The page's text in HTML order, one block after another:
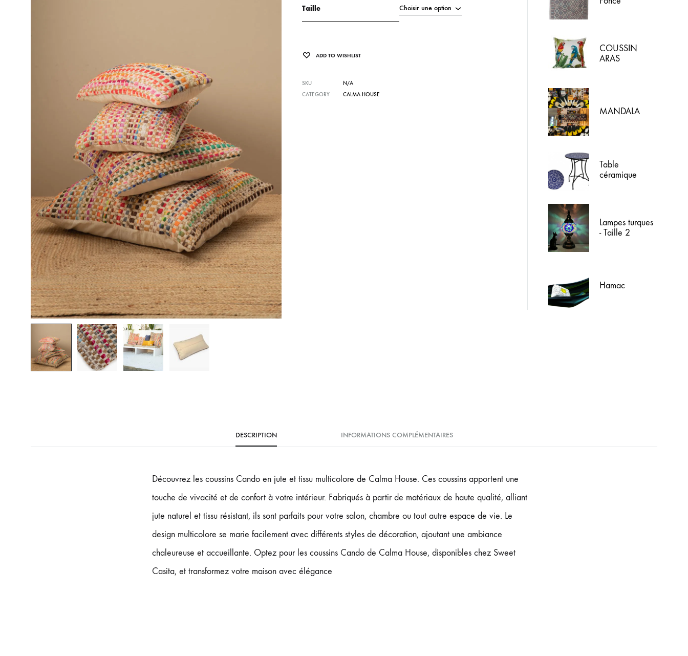
Taille
ADD TO WISHLIST
SKU
N/A
CATEGORY
CALMA HOUSE
COUSSIN
ARAS
MANDALA
Table
céramique
Lampes turques
- Taille 2
Hamac
DESCRIPTION INFORMATIONS COMPLÉMENTAIRES
Découvrez les coussins Cando en jute et tissu multicolore de Calma House. Ces coussins apportent une
touche de vivacité et de confort à votre intérieur. Fabriqués à partir de matériaux de haute qualité, alliant
jute naturel et tissu résistant, ils sont parfaits pour votre salon, chambre ou tout autre espace de vie. Le
design multicolore se marie facilement avec différents styles de décoration, ajoutant une ambiance
chaleureuse et accueillante. Optez pour les coussins Cando de Calma House, disponibles chez Sweet
Casita, et transformez votre maison avec élégance